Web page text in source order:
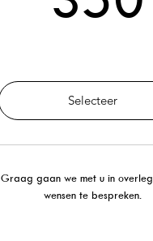
Selecteer
Graag gaan we met u in
wensen te bespreken.